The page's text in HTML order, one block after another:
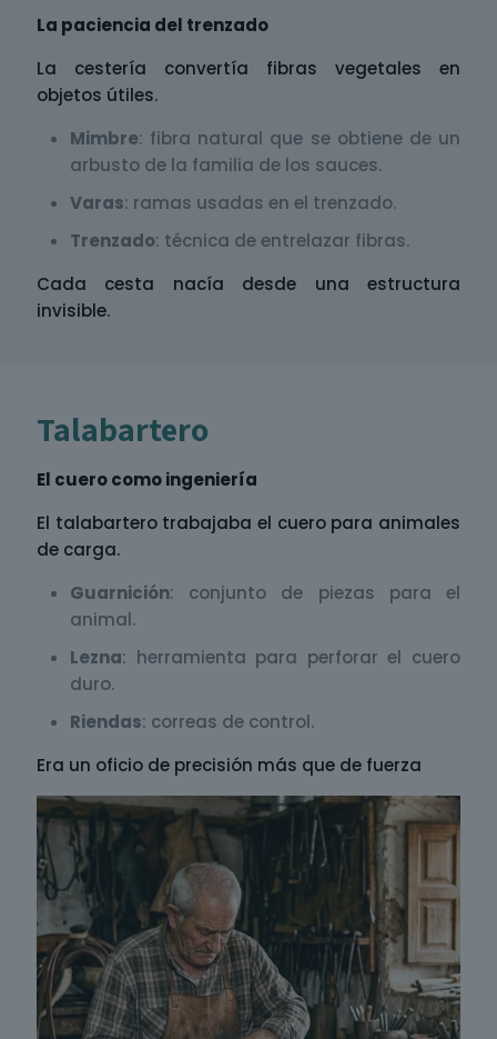
La paciencia del trenzado
La cestería convertía fibras vegetales en
objetos útiles.
Mimbre: fibra natural que se obtiene de un
arbusto de la familia de los sauces.
Varas: ramas usadas en el trenzado.
Trenzado: técnica de entrelazar fibras.
Cada cesta nacía desde una estructura
invisible.
Talabartero
El cuero como ingeniería
El talabartero trabajaba el cuero para animales
de carga.
Guarnición: conjunto de piezas para el
animal.
Lezna: herramienta para perforar el cuero
duro.
Riendas: correas de control.
Era un oficio de precisión más que de fuerza